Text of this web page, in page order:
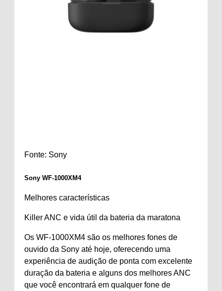
Fonte: Sony
Sony WF-1000XM4
Melhores características
Killer ANC e vida útil da bateria da maratona
Os WF-1000XM4 são os melhores fones de
ouvido da Sony até hoje, oferecendo uma
experiência de audição de ponta com excelente
duração da bateria e alguns dos melhores ANC
que você encontrará em qualquer fone de